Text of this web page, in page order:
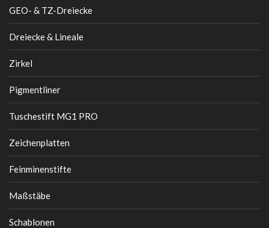
GEO- & TZ-Dreiecke
Dreiecke & Lineale
Zirkel
Pigmentliner
Tuschestift MG1 PRO
Zeichenplatten
Feinminenstifte
Maßstäbe
Schablonen